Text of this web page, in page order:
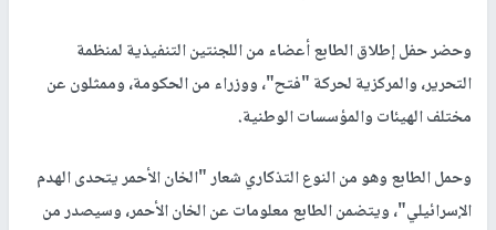
وحضر حفل إطلاق الطابع أعضاء من اللجنتين التنفيذية لمنظمة
التحرير، والمركزية لحركة "فتح"، ووزراء من الحكومة، وممثلون عن
مختلف الهيئات والمؤسسات الوطنية.
وحمل الطابع وهو من النوع التذكاري شعار "الخان الأحمر يتحدى الهدم
الإسرائيلي"، ويتضمن الطابع معلومات عن الخان الأحمر، وسيصدر من